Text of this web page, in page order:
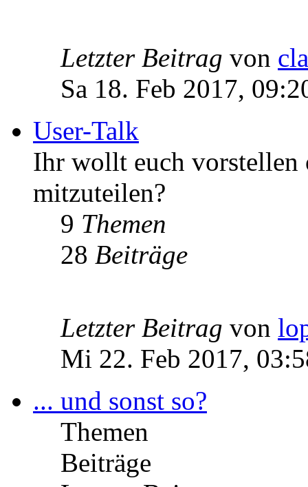
Letzter Beitrag von
Sa 18. Feb 2017,
User-Talk
Ihr wollt euch vorstellen
mitzuteilen?
9 Themen
28 Beiträge
Letzter Beitrag von
Mi 22. Feb 2017,
... und sonst so?
Themen
Beiträge